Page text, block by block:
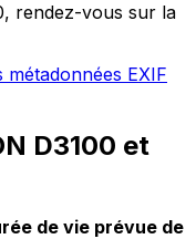
rendez-vous sur la
EXIF
D3100 et
de vie prévue de